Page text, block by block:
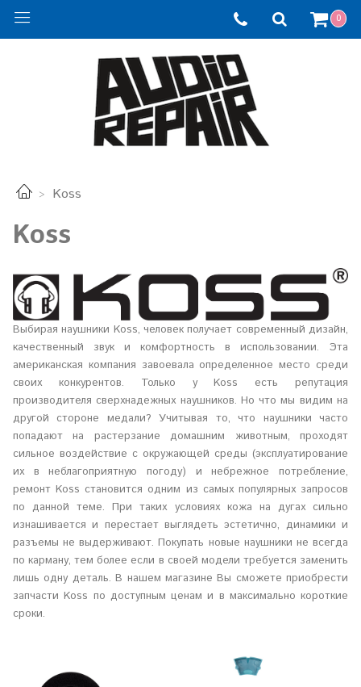
0
Koss
Koss
Выбирая наушники Koss, человек получает современный дизайн,
качественный звук и комфортность в использовании. Эта
американская компания завоевала определенное место среди
своих конкурентов. Только у Koss есть репутация
производителя сверхнадежных наушников. Но что мы видим на
другой стороне медали? Учитывая то, что наушники часто
попадают на растерзание домашним животным, проходят
сильное воздействие с окружающей среды (эксплуатирование
их в неблагоприятную погоду) и небрежное потребление,
ремонт Koss становится одним из самых популярных запросов
по данной теме. При таких условиях кожа на дугах сильно
изнашивается и перестает выглядеть эстетично, динамики и
разъемы не выдерживают. Покупать новые наушники не всегда
по карману, тем более если в своей модели требуется заменить
лишь одну деталь. В нашем магазине Вы сможете приобрести
запчасти Koss по доступным ценам и в максимально короткие
сроки.